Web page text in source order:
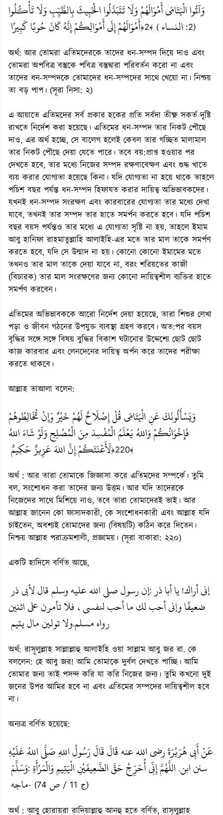
وَآَتُوا الْيَتَامَى أَمْوَالَهُمْ وَلَا تَتَبَدَّلُوا الْخَبِيثَ بِالطَّيِّبِ وَلَا تَأْكُلُوا
أَمْوَالَهُمْ إِلَى أَمْوَالِكُمْ إِنَّهُ كَانَ حُوبًا كَبِيرًا﴿2﴾ ( النساء :2)
অর্থ: আর তোমরা এতিমদেরকে তাদের ধন-সম্পদ দিয়ে দাও এবং
তোমরা অপবিত্র বস্তুকে পবিত্র বস্তুদ্বারা পরিবর্তন করো না এবং
তাদের ধন-সম্পদকে তোমাদের ধন-সম্পদের সাথে খেয়ো না। নিশ্চয়
তা বড় পাপ। (সূরা নিসা: ২)
এ আয়াতে এতিমদের সর্ব প্রকার হকের প্রতি সর্বদা তীক্ষ্ণ সকর্ত দৃষ্টি
রাখতে নির্দেশ করা হয়েছে। এতিমের ধন-সম্পদ তার নিকট পৌছে
দাও, এর অর্থ হচ্ছে, সে বালেগ হলেই কেবল তার গচ্ছিত মালামাল
তার নিকট পৌছে দেয়া যেতে পারে। তবে বয়:প্রাপ্ত হওয়ার পর
দেখতে হবে, তার মধ্যে নিজের সম্পদ রক্ষণাবেক্ষণ এবং শুদ্ধ খাতে
ব্যয় করার যোগ্যতা হয়েছে কিনা। যদি যোগ্যতা না হয়ে থাকে তাহলে
পচিশ বছর পর্যন্ত ধন-সম্পদ হিফাযত করার দায়িত্ব অভিভাবকদের।
যখনই ধন-সম্পদ সংরক্ষণ এবং কারবারের যোগ্যতা তার মধ্যে দেখা
যাবে, তখনই তার সম্পদ তার হাতে সমর্পন করতে হবে। যদি পচিশ
বছর বয়স পর্যন্তও তার মধ্যে এ যোগ্যতা সৃষ্টি না হয়, তাহলে ইমাম
আবু হানিফা রাহমাতুল্লাহি আলাইহি-এর মতে তার মাল তাকে সমর্পণ
করতে হবে, যদি সে উন্মাদ না হয়। কোনো কোনো ইমামের মতে
তখনও তার মাল তাকে দেয়া যাবে না, বরং শরিয়তের কাজী
(বিচারক) তার মাল সংরক্ষণের জন্য কোনো দায়িত্বশীল ব্যক্তির হাতে
সমর্পণ করবেন।
এতিমের অভিভাবককে আরো নির্দেশ দেয়া হয়েছে, তারা শিশুর লেখা
পড়া ও জীবন গঠনের উপযুক্ত ব্যবস্থা গ্রহণ করবে। অত:পর বয়স
বৃদ্ধির সঙ্গে সঙ্গে বিষয় বুদ্ধির বিকাশ ঘটানোর উদ্দেশ্যে ছোট ছোট
কাজ কারবার এবং লেনদেনের দায়িত্ব অর্পন করে তাদের পরীক্ষা
করতে থাকবে।
আল্লাহ তাআলা বলেন:
وَيَسْأَلُونَكَ عَنِ الْيَتَامَى قُلْ إِصْلَاحٌ لَهُمْ خَيْرٌ وَإِنْ تُخَالِطُوهُمْ
فَإِخْوَانُكُمْ وَاللهُ يَعْلَمُ الْمُفْسِدَ مِنَ الْمُصْلِحِ وَلَوْ شَاءَ اللهُ
لَأَعْنَتَكُمْ إِنَّ اللهَ عَزِيزٌ حَكِيمٌ﴿220﴾
অর্থ : আর তারা তোমাকে জিজ্ঞাসা করে এতিমদের সম্পর্কে। তুমি
বল, সংশোধন করা তাদের জন্য উত্তম। আর যদি তাদেরকে
নিজেদের সাথে মিশিয়ে নাও, তবে তারা তোমাদেরই ভাই। আর
আল্লাহ জানেন কো ফাসাদকারী, কে সংশোধনকারী এবং আল্লাহ যদি
চাইতেন, অবশ্যই তোমাদের জন্য (বিষয়টি) কঠিন করে দিতেন।
নিশ্চয় আল্লাহ পরাক্রমশালী, প্রজ্ঞাময়। (সূরা বাকারা: ২২০)
একটি হাদিসে বর্ণিত আছে,
إن رسول صلى الله عليه وسلم قال لأبي ذر: يا أبا ذر !إني أراك
ضعيفًا وإني أحب لك ما أحب لنفسي، فلا تأمرن على اثنين
ولا تولين مال يتيم.رواه مسلم
অর্থ: রাসূলুল্লাহ সাল্লাল্লাহু আলাইহি ওয়া সাল্লাম আবু জর রা. কে
বললেন: হে আবু জর! আমি তোমাকে দুর্বল দেখতে পাচ্ছি। আমি
তোমার জন্য তাই পসন্দ করি যা করি নিজের জন্য। তুমি কখনো দুই
জনের উপর আমির হবে না এবং এতিমের সম্পদের দায়িত্বশীল হবে
না।
অন্যত্র বর্ণিত হয়েছে:
عَنْ أَبِي هُرَيْرَةَ رضي الله عنه قَالَ قَالَ رَسُولُ اللهِ صَلَّى اللهُ عَلَيْهِ
وَسَلَّمَ: اللَّهُمَّ إِنِّي أُحَرِّجُ حَقَّ الضَّعِيفَيْنِ الْيَتِيمِ وَالْمَرْأَةِ .سنن ابن
ماجه
- (ج 11 / ص 74)
অর্থ : আবু হোরায়রা রাদিয়াল্লাহু আনহু হতে বর্ণিত, রাসূলুল্লাহ